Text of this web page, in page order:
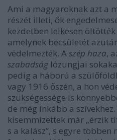
Ami a magyaroknak azt a
részét illeti, ők
kezdetben lelkesen
amelynek becsületét
védelmezték. Aszép haza,
szabadság lózungjai
pedig a háború a
vagy 1916 őszén, a hon
szükségessége is
de még inkább a
kisemmizettek már „érzik
s a kalász”, s egyre